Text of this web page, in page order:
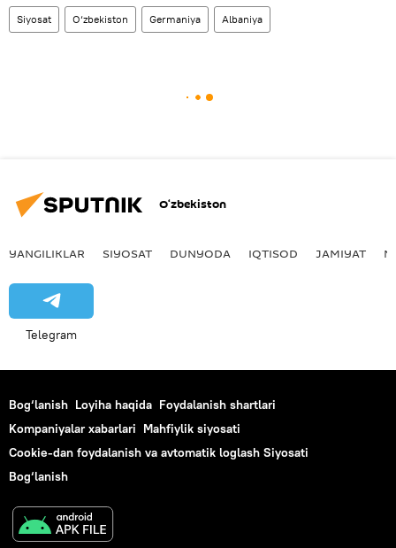
Siyosat O‘zbekiston Germaniya Albaniya
O‘zbekiston
YANGILIKLAR SIYOSAT DUNYODA IQTISOD JAMIYAT
Telegram
Bog‘lanish Loyiha haqida Foydalanish shartlari
Kompaniyalar xabarlari Mahfiylik siyosati
Cookie-dan foydalanish va avtomatik loglash Siyosati
Bog‘lanish